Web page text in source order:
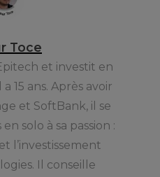
Toce
et investit en
15 ans. Après avoir
et SoftBank, il se
solo à sa passion :
l’investissement
Il conseille